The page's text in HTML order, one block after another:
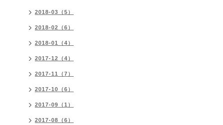
2018-03（5）
2018-02（6）
2018-01（4）
2017-12（4）
2017-11（7）
2017-10（6）
2017-09（1）
2017-08（6）